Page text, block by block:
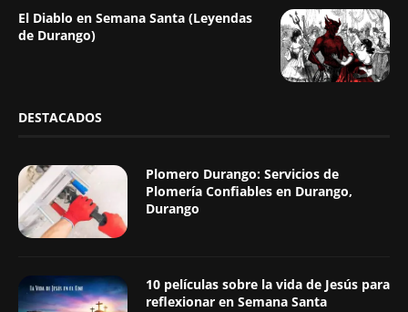
El Diablo en Semana Santa (Leyendas
de Durango)
DESTACADOS
Plomero Durango: Servicios de
Plomería Confiables en Durango,
Durango
10 películas sobre la vida de Jesús para
reflexionar en Semana Santa